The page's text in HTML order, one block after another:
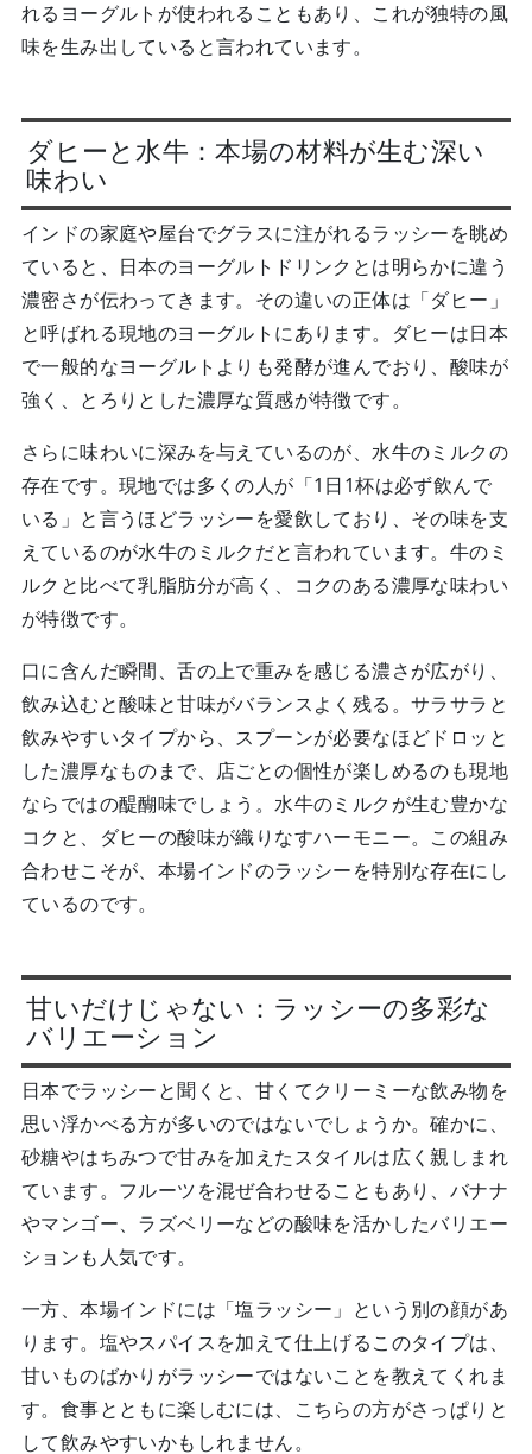
れるヨーグルトが使われることもあり、これが独特の風
味を生み出していると言われています。
ダヒーと水牛：本場の材料が生む深い
味わい
インドの家庭や屋台でグラスに注がれるラッシーを眺め
ていると、日本のヨーグルトドリンクとは明らかに違う
濃密さが伝わってきます。その違いの正体は「ダヒー」
と呼ばれる現地のヨーグルトにあります。ダヒーは日本
で一般的なヨーグルトよりも発酵が進んでおり、酸味が
強く、とろりとした濃厚な質感が特徴です。
さらに味わいに深みを与えているのが、水牛のミルクの
存在です。現地では多くの人が「1日1杯は必ず飲んで
いる」と言うほどラッシーを愛飲しており、その味を支
えているのが水牛のミルクだと言われています。牛のミ
ルクと比べて乳脂肪分が高く、コクのある濃厚な味わい
が特徴です。
口に含んだ瞬間、舌の上で重みを感じる濃さが広がり、
飲み込むと酸味と甘味がバランスよく残る。サラサラと
飲みやすいタイプから、スプーンが必要なほどドロッと
した濃厚なものまで、店ごとの個性が楽しめるのも現地
ならではの醍醐味でしょう。水牛のミルクが生む豊かな
コクと、ダヒーの酸味が織りなすハーモニー。この組み
合わせこそが、本場インドのラッシーを特別な存在にし
ているのです。
甘いだけじゃない：ラッシーの多彩な
バリエーション
日本でラッシーと聞くと、甘くてクリーミーな飲み物を
思い浮かべる方が多いのではないでしょうか。確かに、
砂糖やはちみつで甘みを加えたスタイルは広く親しまれ
ています。フルーツを混ぜ合わせることもあり、バナナ
やマンゴー、ラズベリーなどの酸味を活かしたバリエー
ションも人気です。
一方、本場インドには「塩ラッシー」という別の顔があ
ります。塩やスパイスを加えて仕上げるこのタイプは、
甘いものばかりがラッシーではないことを教えてくれま
す。食事とともに楽しむには、こちらの方がさっぱりと
して飲みやすいかもしれません。